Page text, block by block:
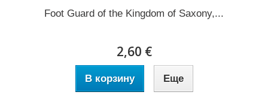
Foot Guard of the Kingdom of Saxony,...
2,60 €
В корзину Еще